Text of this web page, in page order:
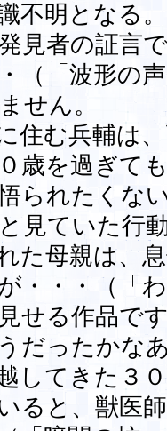
不明となる
見者の証言
（「波形の
せん。
住む兵輔は
歳を過ぎて
られたくな
見ていた行
た母親は、
・・・（「
せる作品で
だったかな
してきた３
ると、獣医